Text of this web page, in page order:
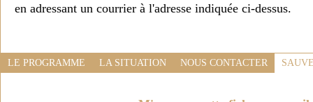
en adressant un courrier à l'adresse indiquée ci-dessus.
LE PROGRAMME LA SITUATION NOUS CONTACTER